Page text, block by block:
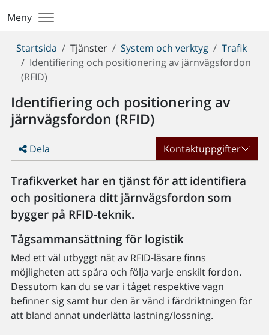
Meny
Du
är
här:
Startsida Tjänster System och verktyg
Trafik
Identifiering och positionering av järnvägsfordon
(RFID)
Identifiering och positionering av
järnvägsfordon (RFID)
Dela Kontaktuppgifter
Trafikverket har en tjänst för att identifiera
och positionera ditt järnvägsfordon som
bygger på RFID-teknik.
Tågsammansättning för logistik
Med ett väl utbyggt nät av RFID-läsare finns
möjligheten att spåra och följa varje enskilt fordon.
Dessutom kan du se var i tåget respektive vagn
befinner sig samt hur den är vänd i färdriktningen för
att bland annat underlätta lastning/lossning.